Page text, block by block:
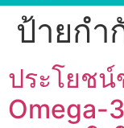
ป้ายกำ
ประโยชน์
Omega-